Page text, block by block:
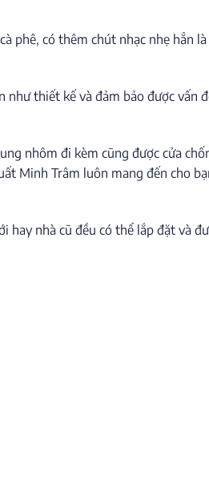
phê, có thêm chút nhạc nhẹ hẳn
thiết kế và đảm bảo được vấn
nhôm đi kèm cũng được cửa
Minh Trâm luôn mang đến cho
nhà cũ đều có thể lắp đặt và